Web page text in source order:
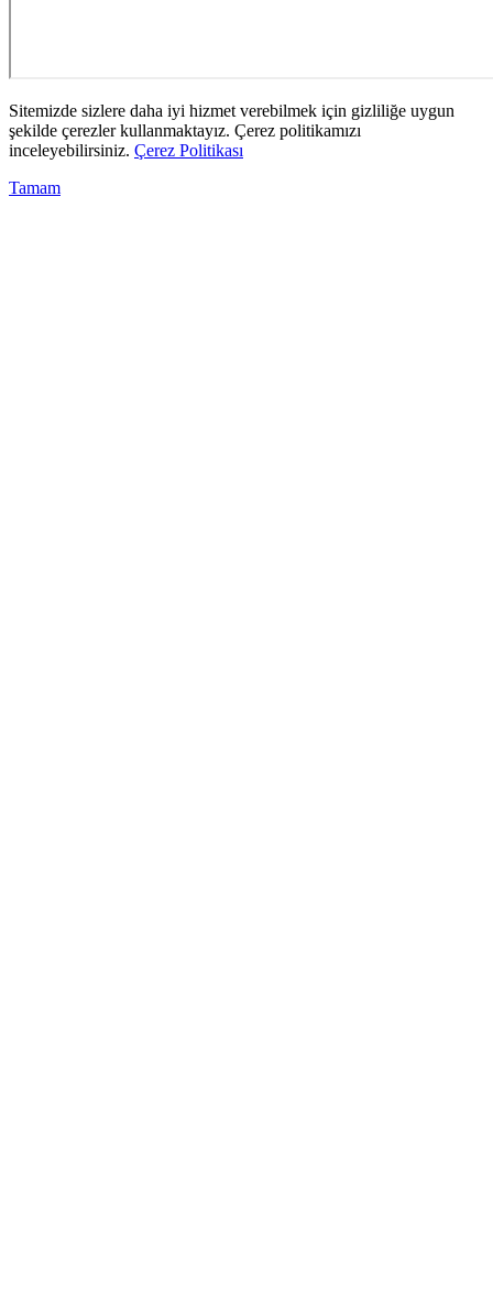
Sitemizde sizlere daha iyi hizmet verebilmek için gizliliğe uygun
şekilde çerezler kullanmaktayız. Çerez politikamızı
inceleyebilirsiniz. Çerez Politikası
Tamam